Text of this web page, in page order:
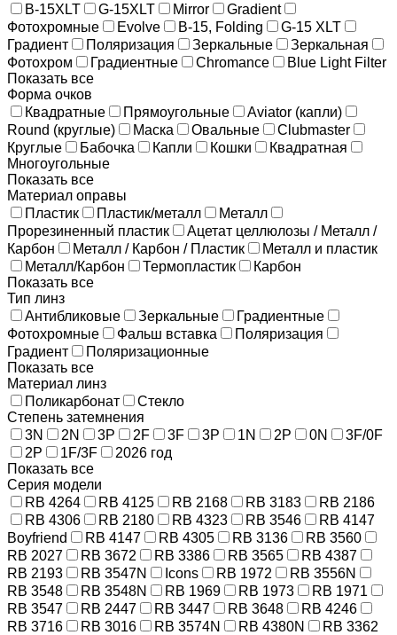
B-15XLT
G-15XLT Mirror
Gradient
Фотохромные
Evolve B-15, Folding
G-15 XLT
Градиент
Поляризация Зеркальные
Зеркальная
Фотохром
Градиентные Chromance
Blue Light Filter
Показать все
Форма очков
Квадратные
Прямоугольные
Aviator (капли)
Round (круглые)
Маска Овальные
Clubmaster
Круглые
Бабочка Капли Кошки
Квадратная
Многоугольные
Показать все
Материал оправы
Пластик
Пластик/металл
Металл
Прорезиненный пластик
Ацетат целлюлозы / Металл /
Карбон
Металл / Карбон / Пластик
Металл и пластик
Металл/Карбон
Термопластик
Карбон
Показать все
Тип линз
Антибликовые
Зеркальные
Градиентные
Фотохромные
Фальш вставка
Поляризация
Градиент
Поляризационные
Показать все
Материал линз
Поликарбонат
Стекло
Степень затемнения
3N
2N 3Р 2F 3F 3P 1N 2P 0N
3F/0F
2Р
1F/3F
2026 год
Показать все
Серия модели
RB 4264
RB 4125 RB 2168 RB 3183
RB 2186
RB 4306
RB 2180 RB 4323 RB 3546
RB 4147
Boyfriend
RB 4147 RB 4305 RB 3136
RB 3560
RB 2027
RB 3672 RB 3386 RB 3565
RB 4387
RB 2193
RB 3547N Icons RB 1972
RB 3556N
RB 3548
RB 3548N RB 1969 RB 1973
RB 1971
RB 3547
RB 2447 RB 3447 RB 3648
RB 4246
RB 3716
RB 3016 RB 3574N RB 4380N
RB 3362